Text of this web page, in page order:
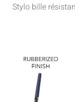
Stylo bille